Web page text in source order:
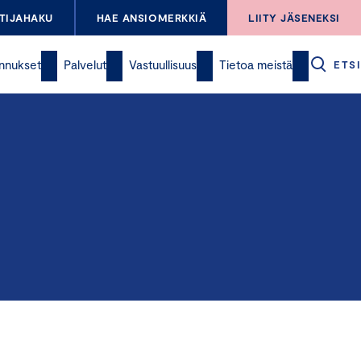
HAE ANSIOMERKKIÄ LIITY JÄSENEKSI
Palvelut Vastuullisuus Tietoa meistä ETSI